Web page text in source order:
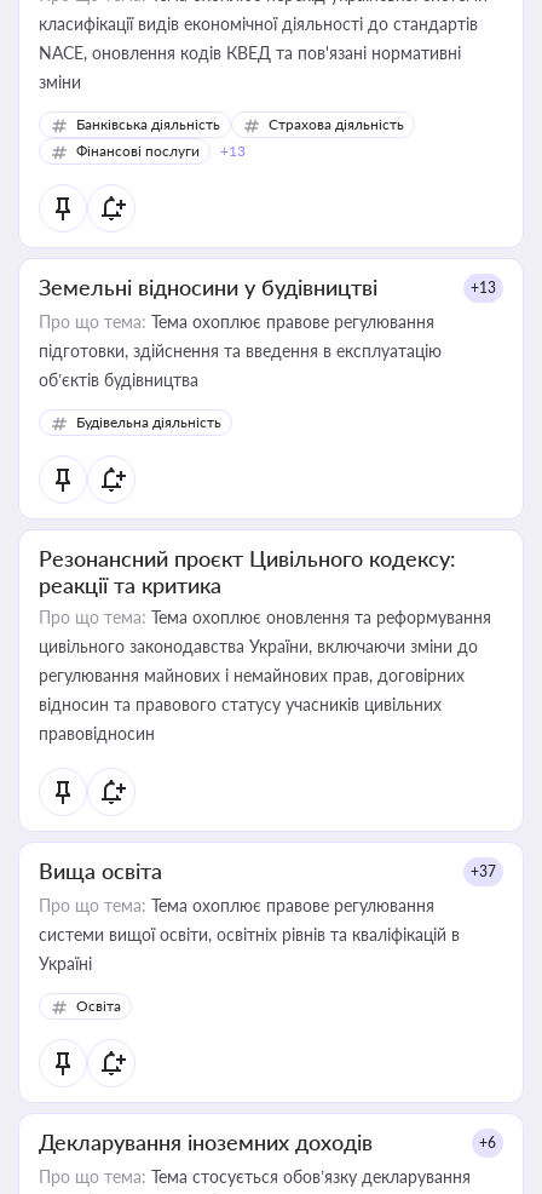
класифікації видів економічної діяльності до стандартів
NACE, оновлення кодів КВЕД та пов'язані нормативні
зміни
Банківська діяльність
Страхова діяльність
Фінансові послуги
+13
Земельні відносини у будівництві +13
Про що тема: Тема охоплює правове регулювання
підготовки, здійснення та введення в експлуатацію
об’єктів будівництва
Будівельна діяльність
Резонансний проєкт Цивільного кодексу:
реакції та критика
Про що тема: Тема охоплює оновлення та реформування
цивільного законодавства України, включаючи зміни до
регулювання майнових і немайнових прав, договірних
відносин та правового статусу учасників цивільних
правовідносин
Вища освіта +37
Про що тема: Тема охоплює правове регулювання
системи вищої освіти, освітніх рівнів та кваліфікацій в
Україні
Освіта
Декларування іноземних доходів +6
Про що тема: Тема стосується обов’язку декларування